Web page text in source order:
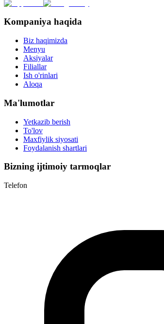
Kompaniya haqida
Biz haqimizda
Menyu
Aksiyalar
Filiallar
Ish o'rinlari
Aloqa
Ma'lumotlar
Yetkazib berish
To'lov
Maxfiylik siyosati
Foydalanish shartlari
Bizning ijtimoiy tarmoqlar
Telefon